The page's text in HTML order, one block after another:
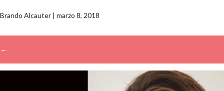
Brando Alcauter | marzo 8, 2018
←